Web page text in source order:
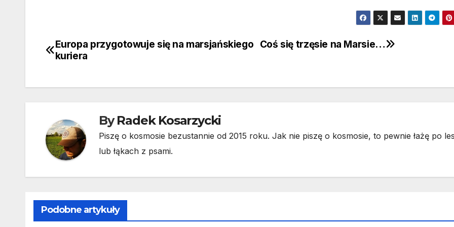
Nawigacja
Coś się trzęsie na Marsie…
Europa przygotowuje się na marsjańskiego
kuriera
ByRadek Kosarzycki
Piszę o kosmosie bezustannie od 2015 roku. Jak nie piszę o kosmosie, to pewnie łażę po
lub łąkach z psami.
Podobne artykuły